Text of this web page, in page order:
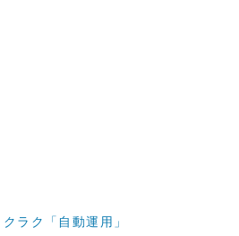
ラク「自動運用」